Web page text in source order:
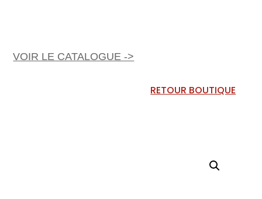
VOIR LE CATALOGUE ->
RETOUR BOUTIQUE